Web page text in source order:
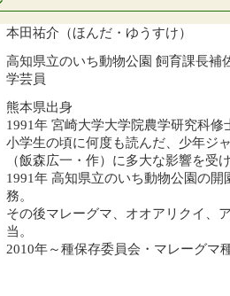
本田祐介（ほんだ・ゆうすけ）
高知県立のいち動物公園 飼育課長補
学芸員
熊本県出身
1991年 宮崎大学大学院農学研究科修
小学生の頃に何度も読んだ、少年ジ
（飯森広一・作）に多大な影響を受
1991年 高知県立のいち動物公園の
務。
その後マレーグマ、オオアリクイ、
当。
2010年～種保存委員会・マレーグマ